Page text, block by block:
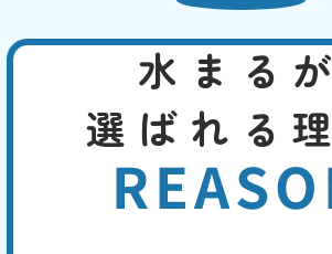
熱湯や市
善しない
3,000 円 W
EB
限
定
割
引
合計
トイレットペーパーは水溶性ですから、時間が経
ことがあります。しかし熱湯や薬剤でトイレット
水まるが
選ばれる